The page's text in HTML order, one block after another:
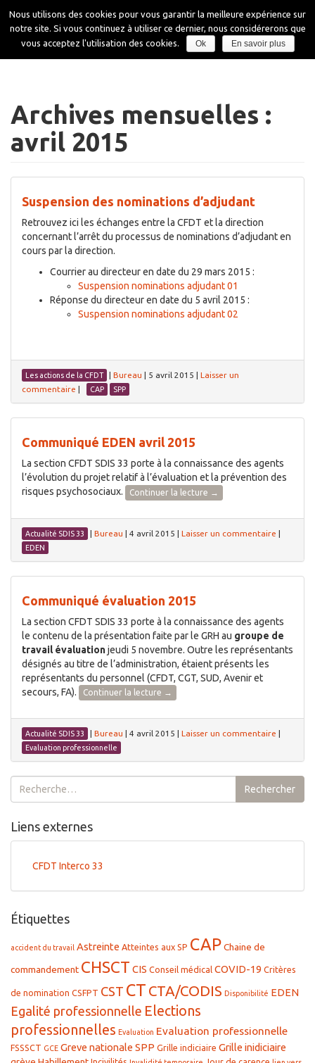
au
contenu
la
Archives mensuelles :
avril 2015
Suspension des nominations d’adjudant
Retrouvez ici les échanges entre la CFDT et la direction
concernant l’arrêt du processus de nominations d’adjudant en
cours par la direction.
Courrier au directeur en date du 29 mars 2015 :
Suspension nominations adjudant 01
Réponse du directeur en date du 5 avril 2015 :
Suspension nominations adjudant 02
Les actions de la CFDT Bureau 5 avril 2015
Laisser un
commentaire
CAP SPP
Communiqué EDEN avril 2015
La section CFDT SDIS 33 porte à la connaissance des agents
l’évolution du projet relatif à l’évaluation et la prévention des
risques psychosociaux.
Continuer la lecture →
Actualité SDIS 33 | Bureau | 4 avril 2015 | Laisser un commentaire |
EDEN
Communiqué évaluation 2015
La section CFDT SDIS 33 porte à la connaissance des agents
le contenu de la présentation faite par le GRH au groupe de
travail évaluationjeudi 5 novembre. Outre les représentants
désignés au titre de l’administration, étaient présents les
représentants du personnel (CFDT, CGT, SUD, Avenir et
secours, FA).
Continuer la lecture →
Actualité SDIS 33 Bureau 4 avril 2015 Laisser un commentaire
Evaluation professionnelle
Rechercher :
Rechercher
Liens externes
CFDT Interco 33
Étiquettes
accident du travail Astreinte Atteintes aux SP CAPChaine de
commandement CHSCT CIS Conseil médical COVID-19 Critères
de nomination CSFPT CST CT CTA/CODIS Disponibilité EDEN
Egalité professionnelle Elections
professionnelles Evaluation Evaluation professionnelle
FSSSCT GCE Greve nationale SPP Grille indiciaire Grille inidiciaire
Nous utilisons des cookies pour vous garantir la meilleure expérience sur
notre site. Si vous continuez à utiliser ce dernier, nous considérerons que
vous acceptez l'utilisation des cookies.
Ok En savoir plus